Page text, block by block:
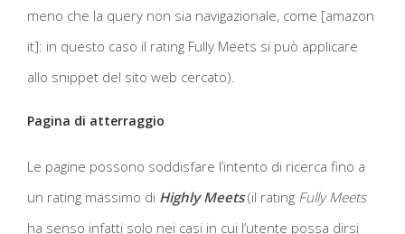
meno che la query non sia navigazionale, come [amazon
it]: in questo caso il rating Fully Meets si può applicare
allo snippet del sito web cercato).
Pagina di atterraggio
Le pagine possono soddisfare l’intento di ricerca fino a
un rating massimo di Highly Meets (il rating Fully Meets
ha senso infatti solo nei casi in cui l’utente possa dirsi